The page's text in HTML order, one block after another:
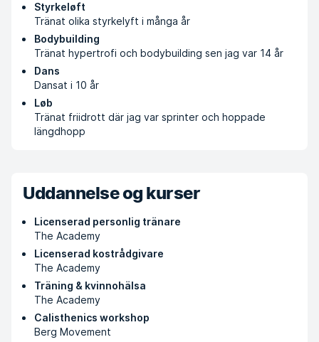
Styrkeløft
Tränat olika styrkelyft i många år
Bodybuilding
Tränat hypertrofi och bodybuilding sen jag var 14 år
Dans
Dansat i 10 år
Løb
Tränat friidrott där jag var sprinter och hoppade
längdhopp
Uddannelse og kurser
Licenserad personlig tränare
The Academy
Licenserad kostrådgivare
The Academy
Träning & kvinnohälsa
The Academy
Calisthenics workshop
Berg Movement